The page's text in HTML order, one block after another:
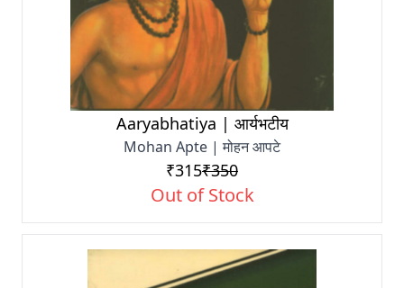
Aaryabhatiya | आर्यभटीय
Mohan Apte | मोहन आपटे
₹315₹350
Out of Stock